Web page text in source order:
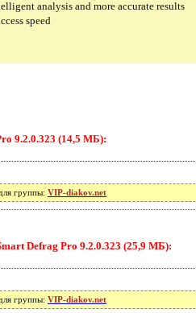
analysis and more accurate results
speed
9.2.0.323 (14,5 МБ):
группы: VIP-diakov.net
Defrag Pro 9.2.0.323 (25,9 МБ):
группы: VIP-diakov.net